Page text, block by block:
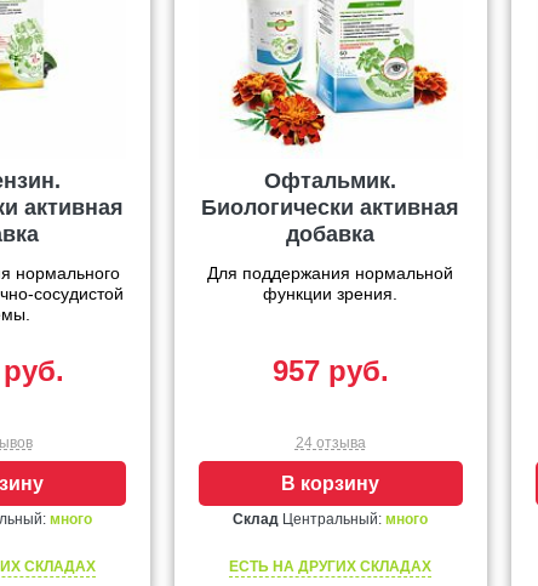
активная
нормального
сосудистой
много
СКЛАДАХ
Офтальмик.
Биологически активная
добавка
Для поддержания нормальной
функции зрения.
957 руб.
24 отзыва
В корзину
Склад Центральный:много
ЕСТЬ НА ДРУГИХ СКЛАДАХ